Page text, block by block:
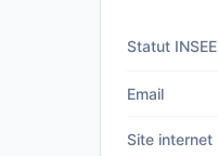
Statut INSEE
Email
Site internet